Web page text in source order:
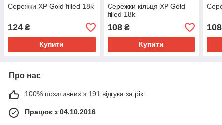
Сережки ХР Gold filled 18k
124 ₴
Купити
Сережки кільця ХР Gold
filled 18k
108₴
Купити
108
Про нас
100% позитивних з 191 відгука за рік
Працює з 04.10.2016